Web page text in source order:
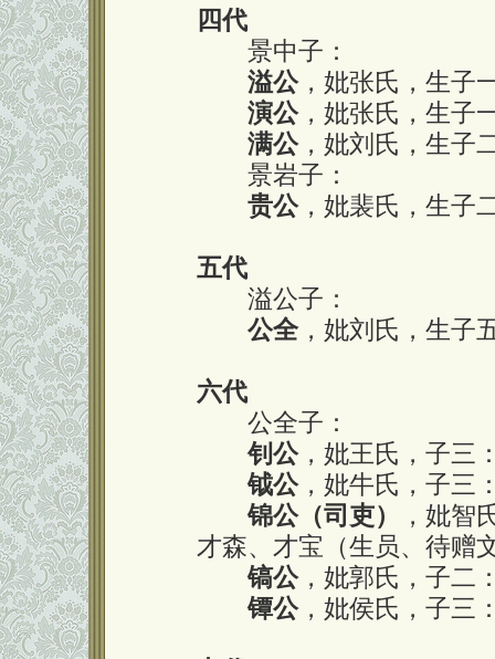
四代
景中子：
溢公，妣张氏，生子
演公，妣张氏，生子
满公，妣刘氏，生子
景岩子：
贵公，妣裴氏，生子
五代
溢公子：
公全，妣刘氏，生子
六代
公全子：
钊公，妣王氏，子三
钺公，妣牛氏，子三
锦公（司吏）
，妣智
才森、才宝（生员、待赠
镐公，妣郭氏，子二
镡公，妣侯氏，子三